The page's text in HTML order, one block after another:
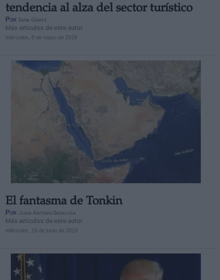
tendencia al alza del sector turístico
Por Sara Gómez
Más artículos de este autor
miércoles, 8 de mayo de 2019
El fantasma de Tonkin
Por Juan Antonio Sacaluga
Más artículos de este autor
miércoles, 19 de junio de 2019